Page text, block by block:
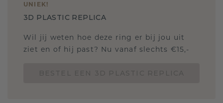
UNIEK!
3D PLASTIC REPLICA
Wil jij weten hoe deze ring er bij jou uit
ziet en of hij past? Nu vanaf slechts €15,-